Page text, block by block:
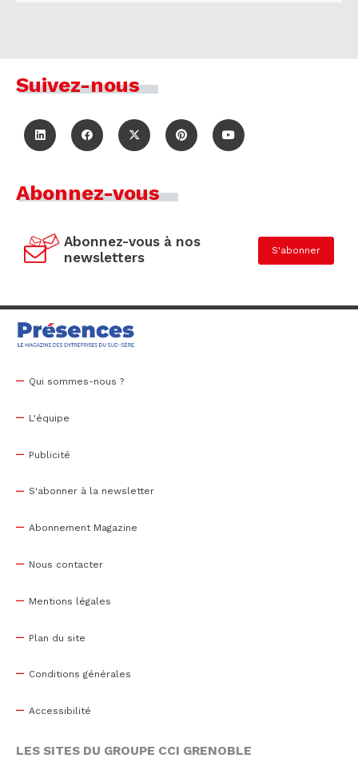
Suivez-nous
Abonnez-vous
Abonnez-vous à nos
newsletters
S'abonner
Qui sommes-nous ?
L'équipe
Publicité
S'abonner à la newsletter
Abonnement Magazine
Nous contacter
Mentions légales
Plan du site
Conditions générales
Accessibilité
LES SITES DU GROUPE CCI GRENOBLE